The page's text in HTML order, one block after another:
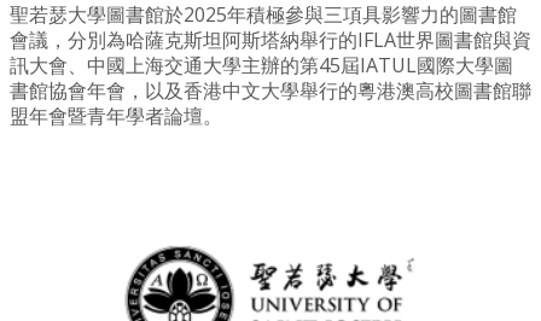
聖若瑟大學圖書館於2025年積極參與三項具影響力的圖書館
會議，分別為哈薩克斯坦阿斯塔納舉行的IFLA世界圖書館與資
訊大會、中國上海交通大學主辦的第45屆IATUL國際大學圖
書館協會年會，以及香港中文大學舉行的粵港澳高校圖書館聯
盟年會暨青年學者論壇。